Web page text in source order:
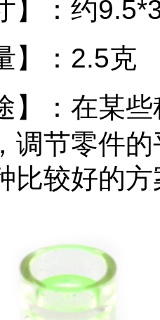
】：约
】：2.5克
】： 在某
调节零件
比较好的方